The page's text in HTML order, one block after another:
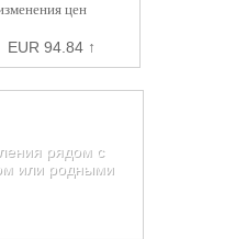
цен
94.84 ↑
рядом с
или родными